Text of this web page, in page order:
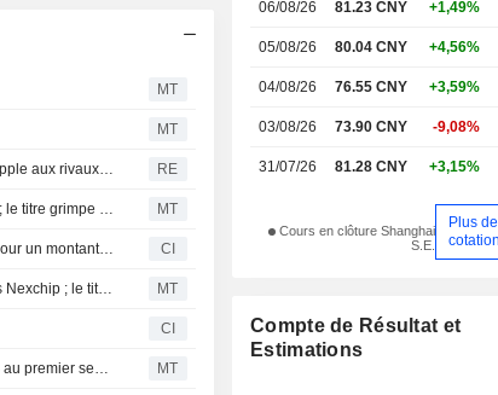
MT
MT
Les entreprises technologiques chinoises, des fournisseurs d'Apple aux rivaux d'OpenAI, lèvent 27,13 milliards de dollars à Hong Kong RE
Le président de Huaqin Technology prévoit un rachat d'actions ; le titre grimpe de 6 % MT
Huaqin Co., Ltd. (SHSE:603296) annonce un rachat d'actions pour un montant de 200 millions de CNY. CI
Une filiale de Huaqin Technology renforce sa participation dans Nexchip ; le titre Nexchip grimpe de 3 % à Hong Kong MT
CI
Huaqin prévoit une hausse de son bénéfice allant jusqu'à 62 % au premier semestre MT
marchés nationaux et internationaux.
06/08/26 81.23 CNY +1,49%
05/08/26 80.04 CNY +4,56%
04/08/26 76.55 CNY +3,59%
03/08/26 73.90 CNY -9,08%
31/07/26 81.28 CNY +3,15%
Cours en clôture Shanghai
S.E.
Plus de
Compte de Résultat et
Estimations